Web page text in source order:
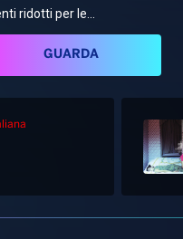
ridotti per le...
GUARDA